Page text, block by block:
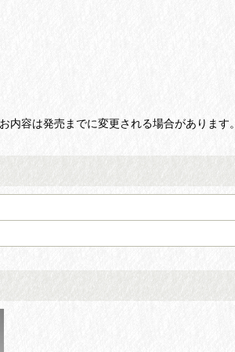
容は発売までに変更される場合があります。